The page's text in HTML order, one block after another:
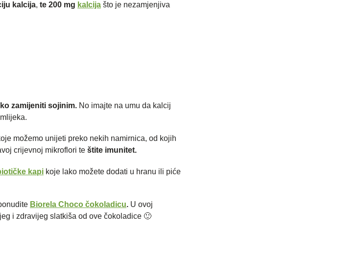
kalcija, te 200 mg kalcija što je nezamjenjiva
zamijeniti sojinim. No imajte na umu da kalcij
možemo unijeti preko nekih namirnica, od kojih
crijevnoj mikroflori te štite imunitet.
kapi koje lako možete dodati u hranu ili piće
Biorela Choco čokoladicu. U ovoj
i zdravijeg slatkiša od ove čokoladice 🙂